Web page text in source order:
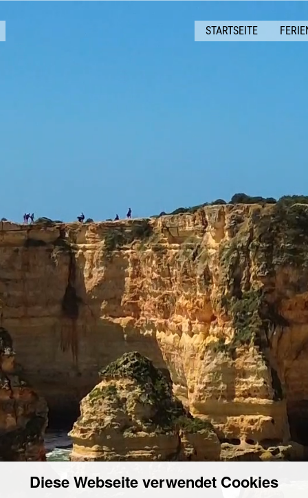
STARTSEITE
Diese Webseite verwendet Cookies